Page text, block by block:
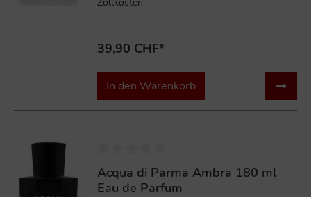
Zollkosten
39,90 CHF*
In den Warenkorb
Acqua di Parma Ambra 180 ml
Eau de Parfum